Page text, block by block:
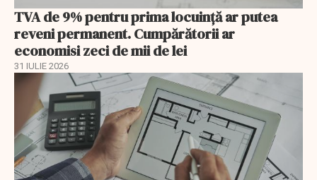
TVA de 9% pentru prima locuință ar putea
reveni permanent. Cumpărătorii ar
economisi zeci de mii de lei
31 IULIE 2026